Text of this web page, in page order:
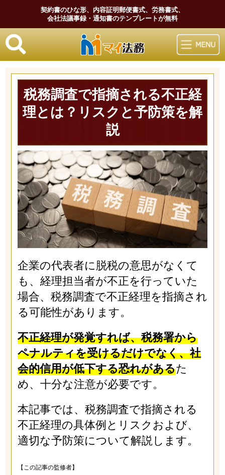
契約書のひな形、内容証明郵便書式、労務書式、
会社法議事録・通知書のテンプレートが無料
マイ法務
税務調査で指摘される不正経
理とは？リスクと予防策を解
説
企業の代表者に脱税の意思がなくて
も、経理担当者が不正を行っていた
場合、税務調査で不正経理を指摘され
る可能性があります。
不正経理が発覚すれば、税務署から
ペナルティを受けるだけでなく、社
会的信用が低下する恐れがあるた
め、十分な注意が必要です。
本記事では、税務調査で指摘される
不正経理の具体例とリスクおよび、
適切な予防策について解説します。
【この記事の監修者】